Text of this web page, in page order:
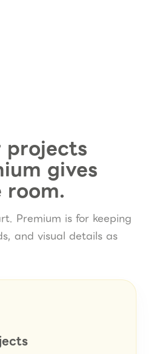
projects
gives
Premium is for keeping
and visual details as